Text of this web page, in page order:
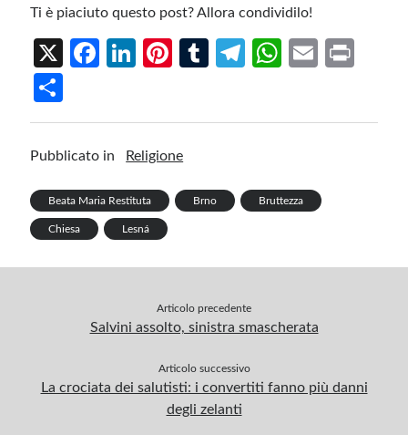
Ti è piaciuto questo post? Allora condividilo!
X
Fa
o
k
Li
n
Pi
t
T
Te
W
p
E
h
ar
Pubblicato in Religione
Beata Maria Restituta Brno Bruttezza
Chiesa Lesná
Articolo precedente
Salvini assolto, sinistra smascherata
Articolo successivo
La crociata dei salutisti: i convertiti fanno più danni
degli zelanti